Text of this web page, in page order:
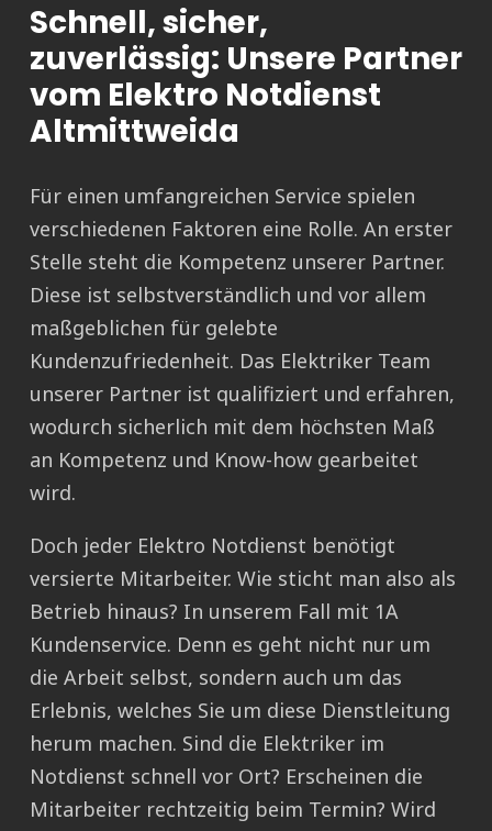
Schnell, sicher,
zuverlässig: Unsere Partner
vom Elektro Notdienst
Altmittweida
Für einen umfangreichen Service spielen
verschiedenen Faktoren eine Rolle. An erster
Stelle steht die Kompetenz unserer Partner.
Diese ist selbstverständlich und vor allem
maßgeblichen für gelebte
Kundenzufriedenheit. Das Elektriker Team
unserer Partner ist qualifiziert und erfahren,
wodurch sicherlich mit dem höchsten Maß
an Kompetenz und Know-how gearbeitet
wird.
Doch jeder Elektro Notdienst benötigt
versierte Mitarbeiter. Wie sticht man also als
Betrieb hinaus? In unserem Fall mit 1A
Kundenservice. Denn es geht nicht nur um
die Arbeit selbst, sondern auch um das
Erlebnis, welches Sie um diese Dienstleitung
herum machen. Sind die Elektriker im
Notdienst schnell vor Ort? Erscheinen die
Mitarbeiter rechtzeitig beim Termin? Wird